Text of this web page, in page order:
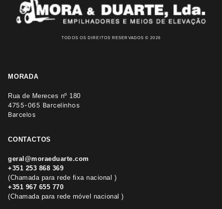
TODOS OS DIREITOS RESERVADOS © 2026
MORADA
Rua de Mereces nº 180
4755-065 Barcelinhos
Barcelos
CONTACTOS
geral@moraeduarte.com
+351 253 868 369
(Chamada para rede fixa nacional )
+351 967 655 770
(Chamada para rede móvel nacional )